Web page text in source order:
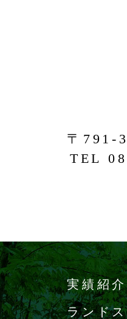
〒791-
TEL
実績紹介
ランド